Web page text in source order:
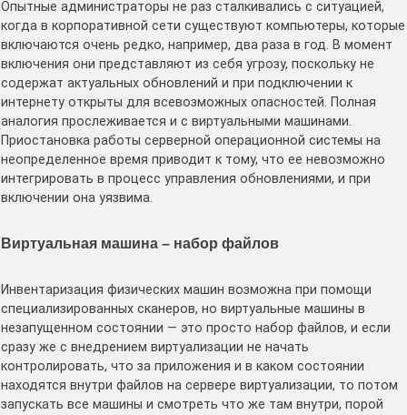
Опытные администраторы не раз сталкивались с ситуацией,
когда в корпоративной сети существуют компьютеры, которые
включаются очень редко, например, два раза в год. В момент
включения они представляют из себя угрозу, поскольку не
содержат актуальных обновлений и при подключении к
интернету открыты для всевозможных опасностей. Полная
аналогия прослеживается и с виртуальными машинами.
Приостановка работы серверной операционной системы на
неопределенное время приводит к тому, что ее невозможно
интегрировать в процесс управления обновлениями, и при
включении она уязвима.
Виртуальная машина – набор файлов
Инвентаризация физических машин возможна при помощи
специализированных сканеров, но виртуальные машины в
незапущенном состоянии — это просто набор файлов, и если
сразу же с внедрением виртуализации не начать
контролировать, что за приложения и в каком состоянии
находятся внутри файлов на сервере виртуализации, то потом
запускать все машины и смотреть что же там внутри, порой